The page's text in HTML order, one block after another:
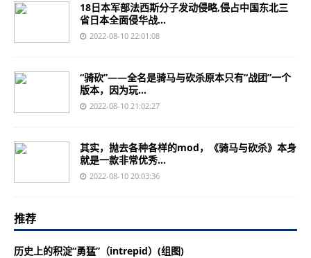
18日本军部法西斯分子发动侵略,侵占中国东北三
省日本全面侵华战...
2022-08-10 22:01:08
“骑砍”——全名是骑马与砍杀原本只有“战团”一个
版本，因为玩...
2022-08-10 21:02:27
其实，抛去各种各样的mod，《骑马与砍杀》本身
就是一款非常优秀...
2022-08-10 20:03:36
推荐
历史上的积淀“勇猛”（intrepid）(组图)